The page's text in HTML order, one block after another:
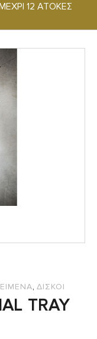
12 ΑΤΟΚΕΣ
, ΔΙΣΚΟΙ
TRAY